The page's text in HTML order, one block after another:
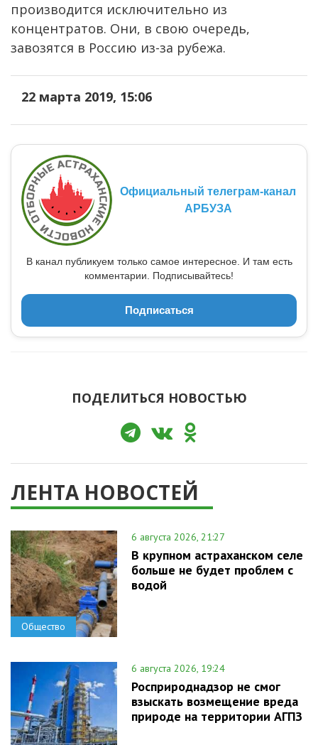
производится исключительно из
концентратов. Они, в свою очередь,
завозятся в Россию из-за рубежа.
22 марта 2019, 15:06
Официальный телеграм-канал
АРБУЗА
В канал публикуем только самое интересное. И там есть
комментарии. Подписывайтесь!
Подписаться
ПОДЕЛИТЬСЯ НОВОСТЬЮ
ЛЕНТА НОВОСТЕЙ
Общество
6 августа 2026, 21:27
В крупном астраханском селе
больше не будет проблем с
водой
6 августа 2026, 19:24
Росприроднадзор не смог
взыскать возмещение вреда
природе на территории АГПЗ